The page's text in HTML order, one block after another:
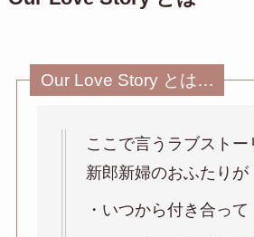
Our Love Story とは…
ここで言うラブストー
新郎新婦のおふたりが
・いつから付き合って